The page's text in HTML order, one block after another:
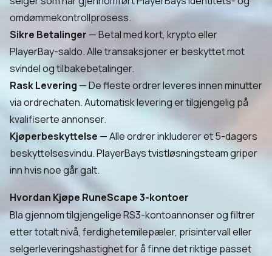
omdømmekontrollprosess.
Sikre Betalinger — Betal med kort, krypto eller
PlayerBay-saldo. Alle transaksjoner er beskyttet mot
svindel og tilbakebetalinger.
Rask Levering — De fleste ordrer leveres innen minutter
via ordrechaten. Automatisk levering er tilgjengelig på
kvalifiserte annonser.
Kjøperbeskyttelse — Alle ordrer inkluderer et 5-dagers
beskyttelsesvindu. PlayerBays tvistløsningsteam griper
inn hvis noe går galt.
Hvordan Kjøpe RuneScape 3-kontoer
Bla gjennom tilgjengelige RS3-kontoannonser og filtrer
etter totalt nivå, ferdighetemilepæler, prisintervall eller
selgerleveringshastighet for å finne det riktige passet